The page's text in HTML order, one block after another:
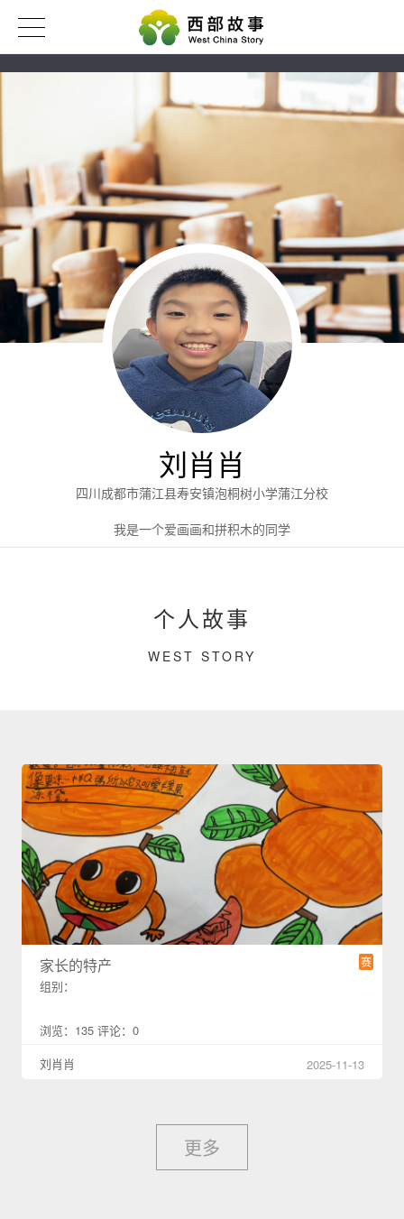
刘肖肖
四川成都市蒲江县寿安镇泡桐树小学蒲江分校
我是一个爱画画和拼积木的同学
个人故事
WEST STORY
赛
家长的特产
组别：
浏览：135 评论：0
刘肖肖
2025-11-13
更多